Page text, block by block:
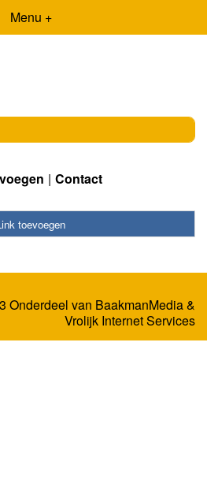
Menu +
Contact
toevoegen
Onderdeel van BaakmanMedia&
Vrolijk Internet Services